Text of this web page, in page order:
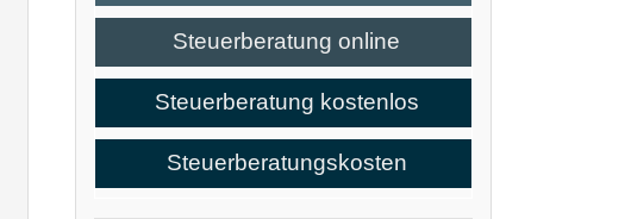
Steuerberatung online
Steuerberatung kostenlos
Steuerberatungskosten